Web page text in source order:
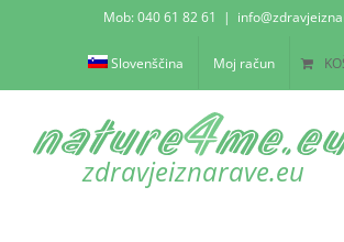
Mob: 040 61 82 61 |
Slovenščina Moj račun